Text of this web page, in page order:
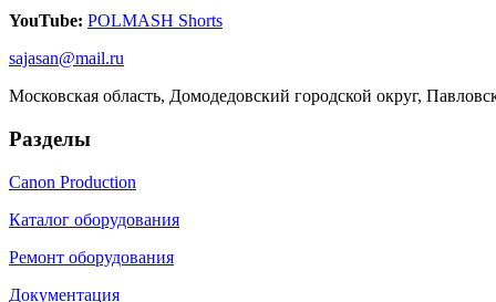
YouTube: POLMASH Shorts
sajasan@mail.ru
Московская область, Домодедовский городской округ,
Разделы
Canon Production
Каталог оборудования
Ремонт оборудования
Документация